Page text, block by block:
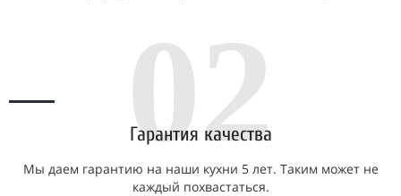
02
Гарантия качества
Мы даем гарантию на наши кухни 5 лет. Таким может не
каждый похвастаться.